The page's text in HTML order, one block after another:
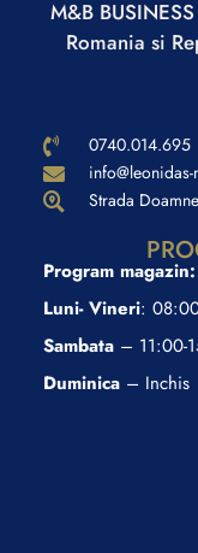
M&B
Romania si
0740.014.695
Strada
Program magazin:
Luni- Vineri:
Sambata – 11:00-
Duminica – Inchis